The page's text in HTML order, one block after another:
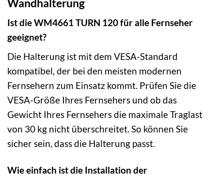
Wandhalterung
Ist die WM4661 TURN 120 für alle Fernseher
geeignet?
Die Halterung ist mit dem VESA-Standard
kompatibel, der bei den meisten modernen
Fernsehern zum Einsatz kommt. Prüfen Sie die
VESA-Größe Ihres Fernsehers und ob das
Gewicht Ihres Fernsehers die maximale Traglast
von 30 kg nicht überschreitet. So können Sie
sicher sein, dass die Halterung passt.
Wie einfach ist die Installation der